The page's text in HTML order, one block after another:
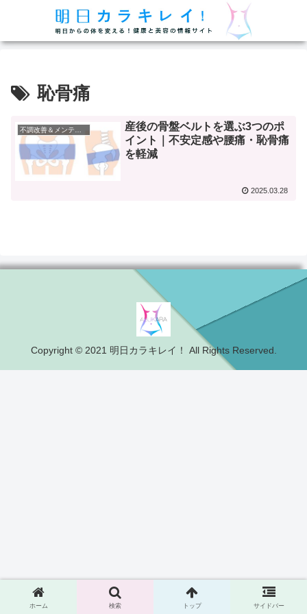
恥骨痛
産後の骨盤ベルトを選ぶ3つのポ
イント｜不安定感や腰痛・恥骨痛
を軽減
2025.03.28
Copyright © 2021 明日カラキレイ！ All Rights Reserved.
ホーム 検索 トップ サイドバー